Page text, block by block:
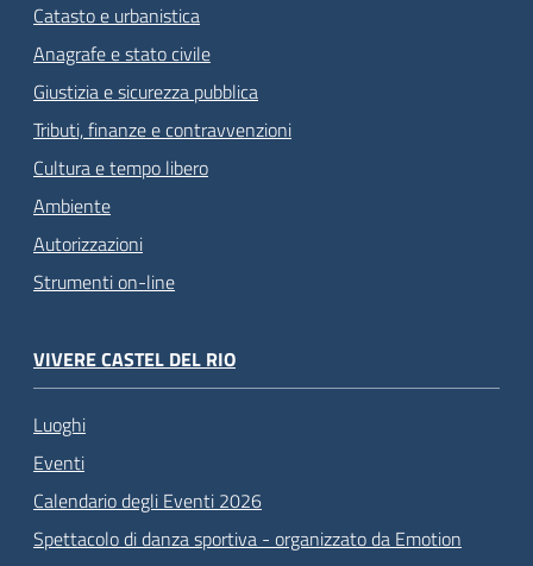
Catasto e urbanistica
Anagrafe e stato civile
Giustizia e sicurezza pubblica
Tributi, finanze e contravvenzioni
Cultura e tempo libero
Ambiente
Autorizzazioni
Strumenti on-line
VIVERE CASTEL DEL RIO
Luoghi
Eventi
Calendario degli Eventi 2026
Spettacolo di danza sportiva - organizzato da Emotion